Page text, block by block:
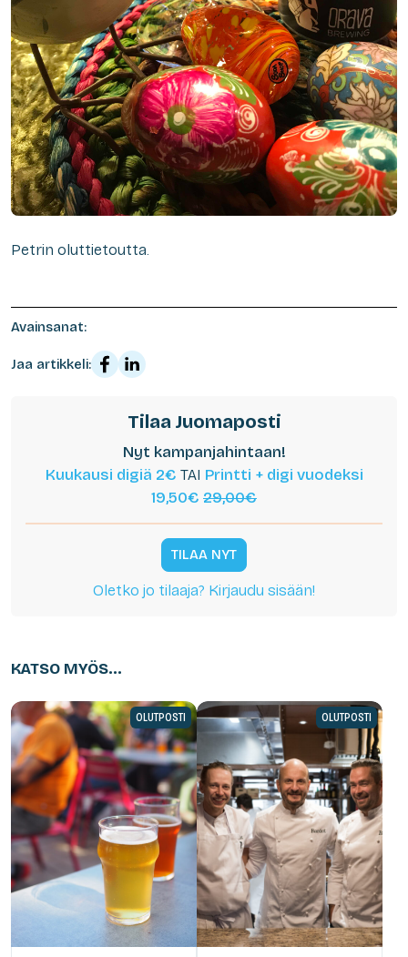
Petrin oluttietoutta.
Avainsanat:
Jaa artikkeli:
Tilaa Juomaposti
Nyt kampanjahintaan!
Kuukausi digiä 2€ TAI Printti + digi vuodeksi
19,50€ 29,00€
TILAA NYT
Oletko jo tilaaja? Kirjaudu sisään!
KATSO MYÖS...
OLUTPOSTI OLUTPOSTI